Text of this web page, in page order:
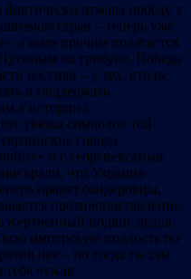
фактически отжала победу у
стран – теперь уже
а всем прочим полагается
на трибуне. Победа
россиян – у тех, кто не
и поддержать
в истории с
увязка символов той
города
и с георгиевскими
врали, что Украина
правят бандеровцы,
противопоставление:
подвиг дедов,
имперскую подлость по
нее – но тогда ты сам
чужая.